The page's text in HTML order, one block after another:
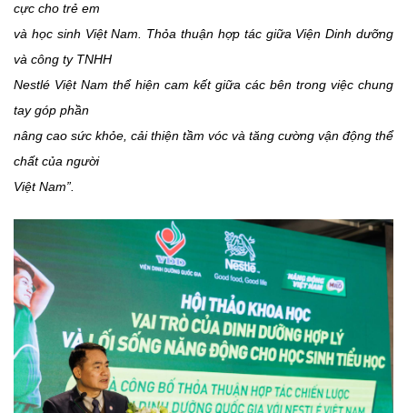
cực cho trẻ em
và học sinh Việt Nam. Thỏa thuận hợp tác giữa Viện Dinh dưỡng
và công ty TNHH
Nestlé Việt Nam thể hiện cam kết giữa các bên trong việc chung
tay góp phần
nâng cao sức khỏe, cải thiện tầm vóc và tăng cường vận động thể
chất của người
Việt Nam”.